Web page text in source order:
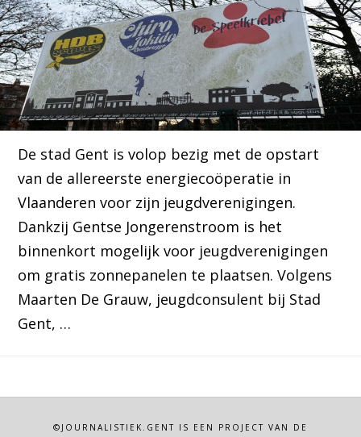
De stad Gent is volop bezig met de opstart
van de allereerste energiecoöperatie in
Vlaanderen voor zijn jeugdverenigingen.
Dankzij Gentse Jongerenstroom is het
binnenkort mogelijk voor jeugdverenigingen
om gratis zonnepanelen te plaatsen. Volgens
Maarten De Grauw, jeugdconsulent bij Stad
Gent, …
©JOURNALISTIEK.GENT IS EEN PROJECT VAN DE